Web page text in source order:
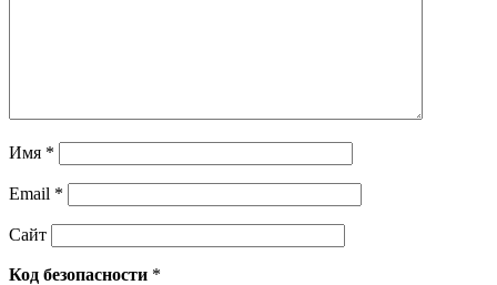
Имя *
Email *
Сайт
Код безопасности *